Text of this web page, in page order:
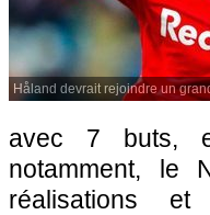
Håland devrait rejoindre un
avec 7 buts,
notamment, le
réalisations